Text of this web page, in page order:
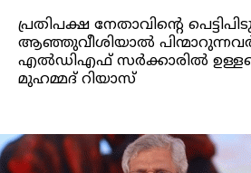
പ്രതിപക്ഷ നേതാവിന്റെ
ആഞ്ഞുവീശിയാൽ
എൽഡിഎഫ് സർക്കാരിൽ
മുഹമ്മദ് റിയാസ്